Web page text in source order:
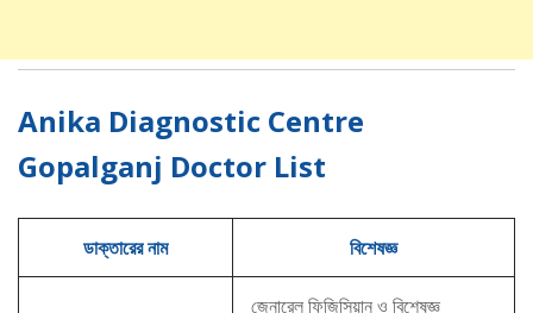
Anika Diagnostic Centre
Gopalganj Doctor List
ডাক্তারের নাম বিশেষজ্ঞ
জেনারেল ফিজিসিয়ান ও বিশেষজ্ঞ